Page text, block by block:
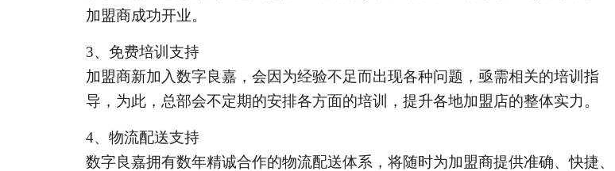
加盟商成功开业。
3、免费培训支持
加盟商新加入数字良嘉，会因为经验不足而出现各种问题，亟需相关的培训指
导，为此，总部会不定期的安排各方面的培训，提升各地加盟店的整体实力。
4、物流配送支持
数字良嘉拥有数年精诚合作的物流配送体系，将随时为加盟商提供准确、快捷、